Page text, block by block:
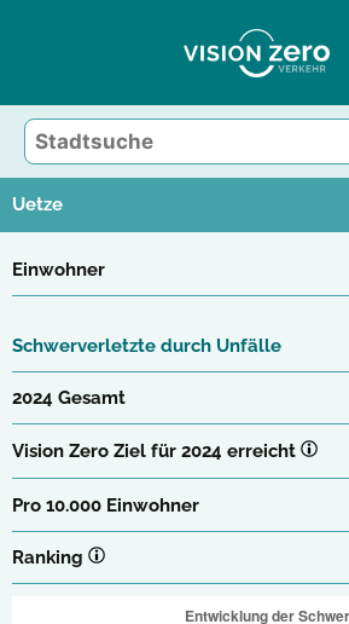
Uetze
Einwohner
Schwerverletzte durch Unfälle
2024 Gesamt
Vision Zero Ziel für 2024 erreicht
Pro 10.000 Einwohner
Ranking